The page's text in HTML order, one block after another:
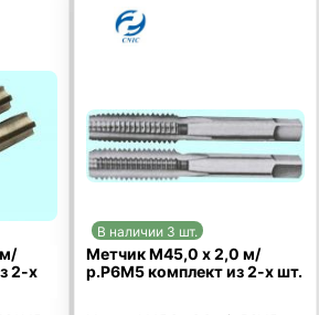
2-х
В наличии 3 шт.
Метчик М45,0 х 2,0 м/
р.Р6М5 комплект из 2-х шт.